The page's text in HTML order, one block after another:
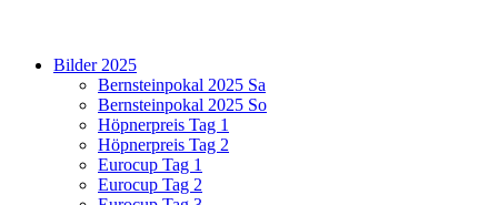
Bilder 2025
Bernsteinpokal 2025 Sa
Bernsteinpokal 2025 So
Höpnerpreis Tag 1
Höpnerpreis Tag 2
Eurocup Tag 1
Eurocup Tag 2